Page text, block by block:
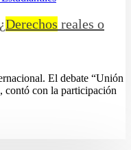
Derechos reales o
El debate “Unión
contó con la participación